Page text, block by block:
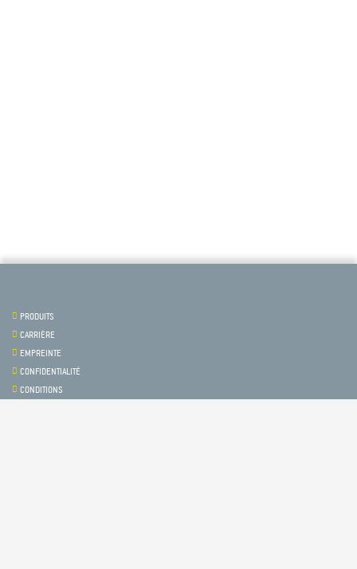
PRODUITS
CARRIÈRE
EMPREINTE
CONFIDENTIALITÉ
CONDITIONS